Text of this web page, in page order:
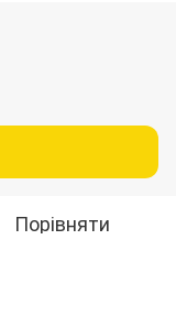
Порівняти